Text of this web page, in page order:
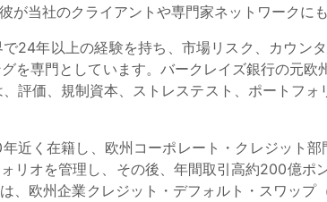
が当社のクライアントや専門家ネットワークに
24年以上の経験を持ち、市場リスク、カウン
を専門としています。バークレイズ銀行の元
評価、規制資本、ストレステスト、ポートフ
近く在籍し、欧州コーポレート・クレジット
リオを管理し、その後、年間取引高約200億
、欧州企業クレジット・デフォルト・スワッ